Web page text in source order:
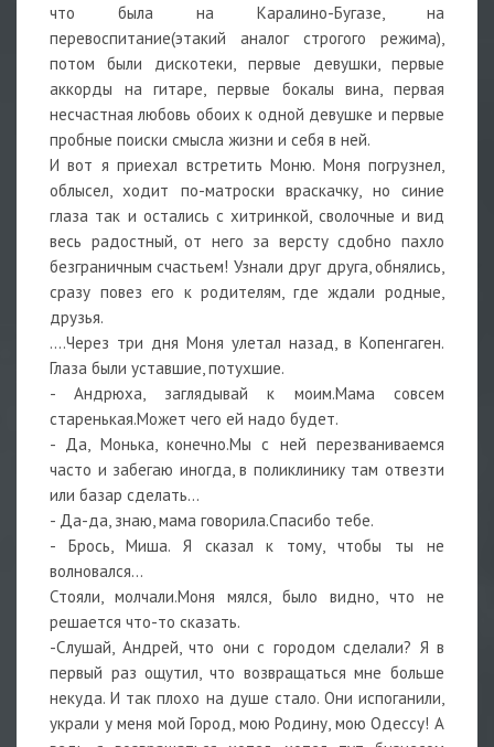
что была на Каралино-Бугазе, на
перевоспитание(этакий аналог строгого режима),
потом были дискотеки, первые девушки, первые
аккорды на гитаре, первые бокалы вина, первая
несчастная любовь обоих к одной девушке и первые
пробные поиски смысла жизни и себя в ней.
И вот я приехал встретить Моню. Моня погрузнел,
облысел, ходит по-матроски враскачку, но синие
глаза так и остались с хитринкой, сволочные и вид
весь радостный, от него за версту сдобно пахло
безграничным счастьем! Узнали друг друга, обнялись,
сразу повез его к родителям, где ждали родные,
друзья.
....Через три дня Моня улетал назад, в Копенгаген.
Глаза были уставшие, потухшие.
- Андрюха, заглядывай к моим.Мама совсем
старенькая.Может чего ей надо будет.
- Да, Монька, конечно.Мы с ней перезваниваемся
часто и забегаю иногда, в поликлинику там отвезти
или базар сделать...
- Да-да, знаю, мама говорила.Спасибо тебе.
- Брось, Миша. Я сказал к тому, чтобы ты не
волновался...
Стояли, молчали.Моня мялся, было видно, что не
решается что-то сказать.
-Слушай, Андрей, что они с городом сделали? Я в
первый раз ощутил, что возвращаться мне больше
некуда. И так плохо на душе стало. Они испоганили,
украли у меня мой Город, мою Родину, мою Одессу! А